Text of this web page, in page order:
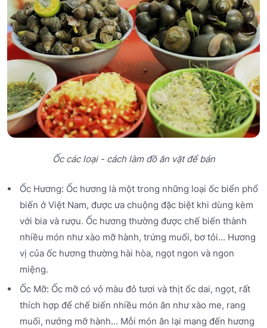
Ốc các loại - cách làm đồ ăn vặt để bán
Ốc Hương: Ốc hương là một trong những loại ốc biển phổ
biến ở Việt Nam, được ưa chuộng đặc biệt khi dùng kèm
với bia và rượu. Ốc hương thường được chế biến thành
nhiều món như xào mỡ hành, trứng muối, bơ tỏi... Hương
vị của ốc hương thường hài hòa, ngọt ngon và ngon
miệng.
Ốc Mỡ: Ốc mỡ có vỏ màu đỏ tươi và thịt ốc dai, ngọt, rất
thích hợp để chế biến nhiều món ăn như xào me, rang
muối, nướng mỡ hành... Mỗi món ăn lại mang đến hương